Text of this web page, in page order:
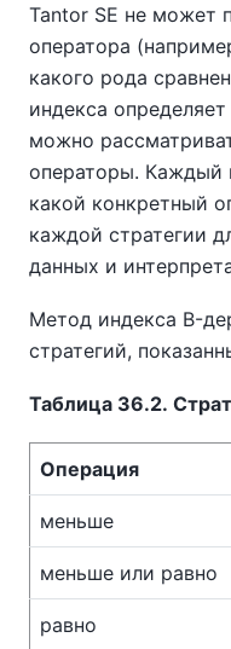
Tantor SE не может
оператора
какого рода
индекса
можно
операторы. Каждый
какой конкретный
каждой стратегии
данных и
Метод индекса B-
стратегий,
Таблица 36.2.
Операция
меньше
меньше или равно
равно